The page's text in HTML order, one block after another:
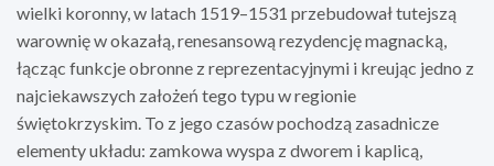
wielki koronny, w latach 1519–1531 przebudował tutejszą
warownię w okazałą, renesansową rezydencję magnacką,
łącząc funkcje obronne z reprezentacyjnymi i kreując jedno z
najciekawszych założeń tego typu w regionie
świętokrzyskim. To z jego czasów pochodzą zasadnicze
elementy układu: zamkowa wyspa z dworem i kaplicą,